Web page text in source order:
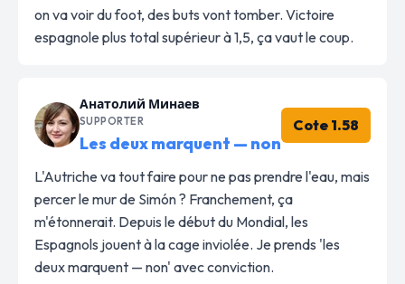
on va voir du foot, des buts vont tomber. Victoire
espagnole plus total supérieur à 1,5, ça vaut le coup.
Анатолий Минаев
SUPPORTER
Les deux marquent — non
Cote 1.58
L'Autriche va tout faire pour ne pas prendre l'eau, mais
percer le mur de Simón ? Franchement, ça
m'étonnerait. Depuis le début du Mondial, les
Espagnols jouent à la cage inviolée. Je prends 'les
deux marquent — non' avec conviction.